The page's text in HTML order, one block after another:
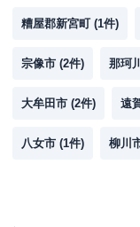
糟屋郡新宮町 (1件)
宗像市 (2件) 那珂
大牟田市 (2件) 遠
八女市 (1件) 柳川